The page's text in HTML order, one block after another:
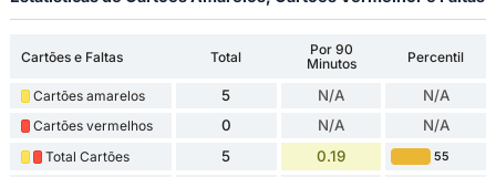
Cartões e Faltas Total
Por 90
Minutos
Percentil
Cartões amarelos 5 N/A N/A
Cartões vermelhos 0 N/A N/A
Total Cartões 5 0.19 55